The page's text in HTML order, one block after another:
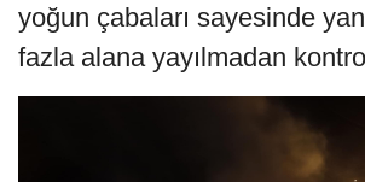
yoğun çabaları sayesinde
fazla alana yayılmadan